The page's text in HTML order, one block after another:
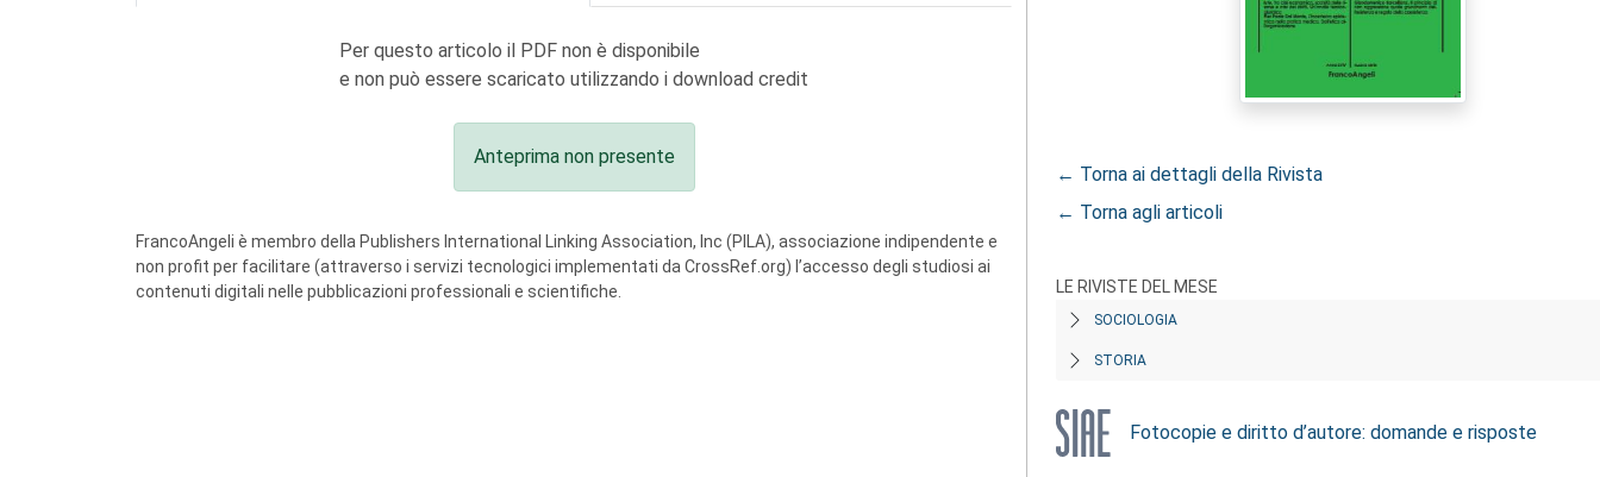
Per questo articolo il PDF non è disponibile
e non può essere scaricato utilizzando i download credit
Anteprima non presente
FrancoAngeli è membro della Publishers International Linking Association, Inc (PILA), associazione indipendente e
non profit per facilitare (attraverso i servizi tecnologici implementati da CrossRef.org) l’accesso degli studiosi ai
contenuti digitali nelle pubblicazioni professionali e scientifiche.
← Torna ai dettagli della Rivista
← Torna agli articoli
LE RIVISTE DEL MESE
SOCIOLOGIA
STORIA
Fotocopie e diritto d’autore: domande e risposte